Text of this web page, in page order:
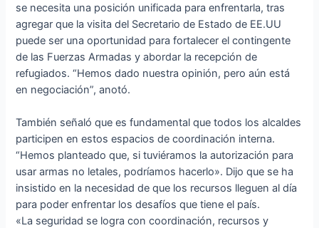
se necesita una posición unificada para enfrentarla, tras
agregar que la visita del Secretario de Estado de EE.UU
puede ser una oportunidad para fortalecer el contingente
de las Fuerzas Armadas y abordar la recepción de
refugiados. “Hemos dado nuestra opinión, pero aún está
en negociación”, anotó.
También señaló que es fundamental que todos los alcaldes
participen en estos espacios de coordinación interna.
“Hemos planteado que, si tuviéramos la autorización para
usar armas no letales, podríamos hacerlo». Dijo que se ha
insistido en la necesidad de que los recursos lleguen al día
para poder enfrentar los desafíos que tiene el país.
«La seguridad se logra con coordinación, recursos y